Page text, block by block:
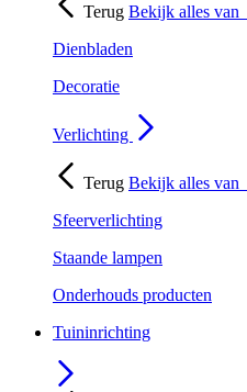
Terug Bekijk alles van
Dienbladen
Decoratie
Verlichting
Terug Bekijk alles van
Sfeerverlichting
Staande lampen
Onderhouds producten
Tuininrichting